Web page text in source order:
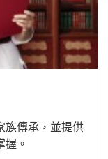
族傳承，並提供
。